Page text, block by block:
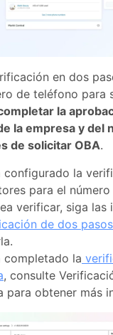
en dos
de teléfono para
la
la empresa y del
de solicitar OBA.
configurado la
para el
verificar, siga las
de dos pasos
completado la
, consulte
para obtener más